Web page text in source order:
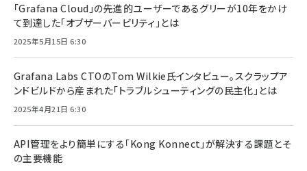
「Grafana Cloud」の先進的ユーザーであるグリーが10年をかけ
て到達した「オブザーバービリティ」とは
2025年5月15日 6:30
Grafana Labs CTOのTom Wilkie氏インタビュー。スクラップア
ンドビルドから産まれた「トラブルシューティングの民主化」とは
2025年4月21日 6:30
API管理をより簡単にする「Kong Konnect」が解決する課題とそ
の主要機能